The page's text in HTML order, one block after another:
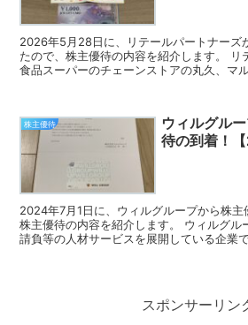
2026年5月28日に、リテールパートナーズ
たので、株主優待の内容を紹介します。 リ
食品スーパーのチェーンストアの丸久、マ
株主優待
ウィルグル
待の到着！
2024年7月1日に、ウィルグループから株主
株主優待の内容を紹介します。 ウィルグル
請負等の人材サービスを展開している企業
スポンサーリン